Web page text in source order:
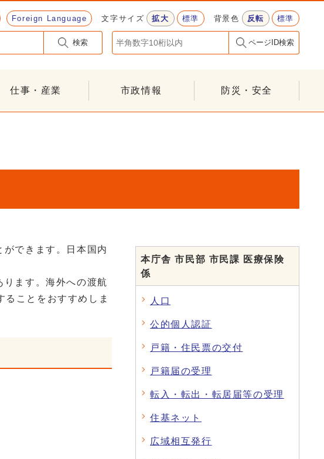
Foreign Language 文字サイズ 拡大 標準 背景色 反転 標準
検索 ページID検索
仕事・産業 市政情報 防災・安全
できます。日本国内
ます。海外への渡航
ことをおすすめしま
本庁舎 市民部 市民課 医療保険
係
人口
公的個人認証
戸籍・住民票の交付
戸籍届の受理
転入・転出・転居届等の受理
住基ネット
広域相互発行